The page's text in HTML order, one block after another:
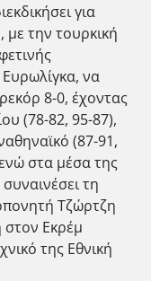
για
την τουρκική
Ευρωλίγκα, να
8-0, έχοντας
(78-82, 95-87),
(87-91,
στα μέσα της
τη
Τζώρτζη
στον Εκρέμ
της Εθνική